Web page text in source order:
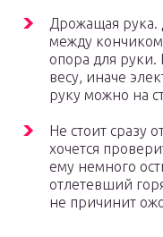
Дрожащая рука.
между
опора для руки.
весу, иначе
руку можно на
Не стоит сразу
хочется
ему немного
отлетевший
не причинит